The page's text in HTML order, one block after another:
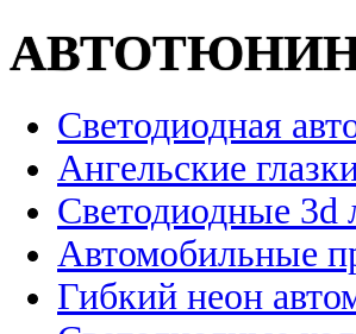
Светодиодная
Ангельские
Светодиодные 3d
Автомобильные
Гибкий неон